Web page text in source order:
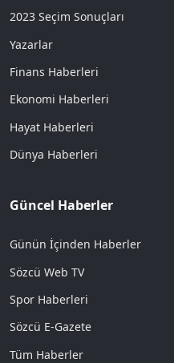
2023 Seçim Sonuçları
Yazarlar
Finans Haberleri
Ekonomi Haberleri
Hayat Haberleri
Dünya Haberleri
Güncel Haberler
Günün İçinden Haberler
Sözcü Web TV
Spor Haberleri
Sözcü E-Gazete
Tüm Haberler